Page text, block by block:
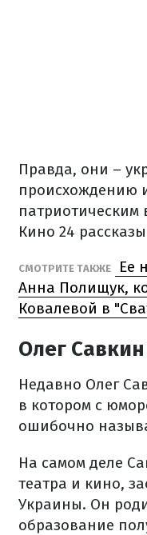
Правда, они –
происхождению
Кино 24
СМОТРИТЕ ТАКЖЕ
Ее
Анна Полищук,
Ковалевой в
Олег Савкин
Недавно Олег
в котором с
ошибочно
На самом деле
театра и кино,
Украины. Он
образование